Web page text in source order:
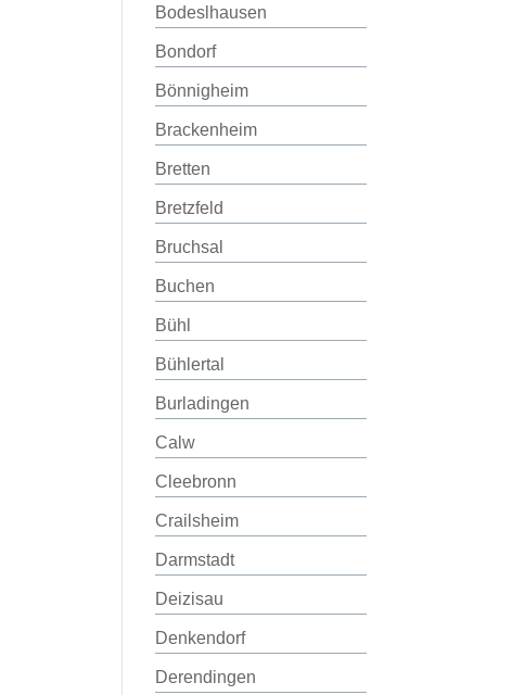
Bodeslhausen
Bondorf
Bönnigheim
Brackenheim
Bretten
Bretzfeld
Bruchsal
Buchen
Bühl
Bühlertal
Burladingen
Calw
Cleebronn
Crailsheim
Darmstadt
Deizisau
Denkendorf
Derendingen